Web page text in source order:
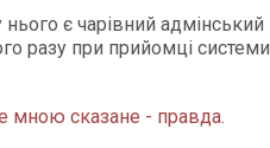
є чарівний адмінський
разу при прийомці системи
мною сказане - правда.